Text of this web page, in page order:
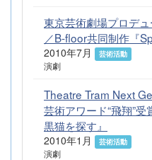
東京芸術劇場プロデ
／B-floor共同制作『
2010年7月 芸術活動
演劇
Theatre Tram Next
芸術アワード“飛翔”
黒猫を探す』
2010年1月 芸術活動
演劇